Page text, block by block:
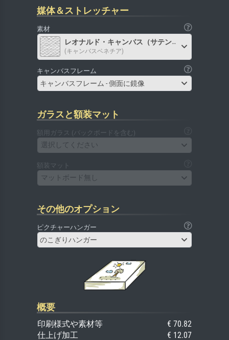
媒体＆ストレッチャー
素材
レオナルド・キャンバス（サテン）
(キャンバスベネチア)
キャンバスフレーム
キャンバスフレーム - 側面に鏡像
ガラスと額装マット
額用ガラス (バックボードを含む)
選択してください
額装マット
マットボード無し
その他のオプション
ピクチャーハンガー
のこぎりハンガー
概要
印刷様式や素材等
€ 70.82
仕上げ加工
€ 12.07